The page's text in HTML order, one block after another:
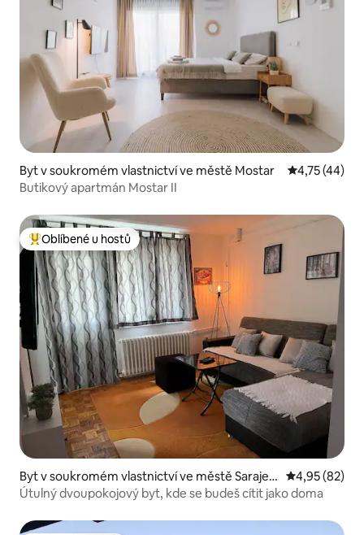
Byt v soukromém vlastnictví ve městě Mostar Průměrné
4,75 (44)
Butikový apartmán Mostar II
Nejlepší v kategorii Oblíbené u hostů
Oblíbené u hostů
Byt v soukromém vlastnictví ve městě Sarajev
o
Průměrné
4,95 (82)
Útulný dvoupokojový byt, kde se budeš cítit jako doma